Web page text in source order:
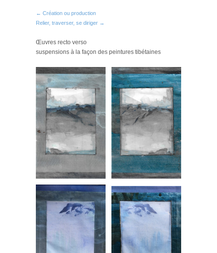
← Création ou production
Relier, traverser, se diriger →
Œuvres recto verso
suspensions à la façon des peintures tibétaines